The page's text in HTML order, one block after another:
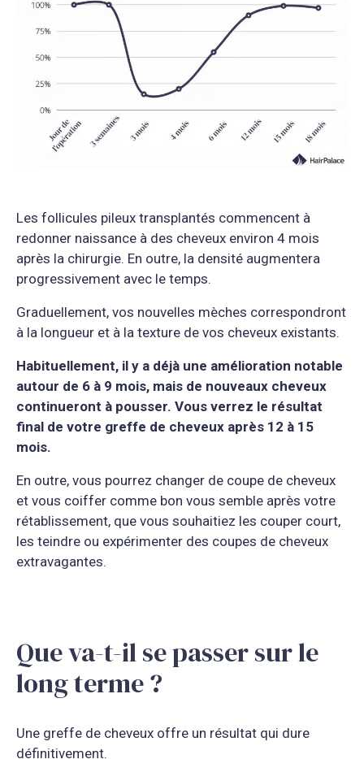
Les follicules pileux transplantés commencent à
redonner naissance à des cheveux environ 4 mois
après la chirurgie. En outre, la densité augmentera
progressivement avec le temps.
Graduellement, vos nouvelles mèches correspondront
à la longueur et à la texture de vos cheveux existants.
Habituellement, il y a déjà une amélioration notable
autour de 6 à 9 mois, mais de nouveaux cheveux
continueront à pousser. Vous verrez le résultat
final de votre greffe de cheveux après 12 à 15
mois.
En outre, vous pourrez changer de coupe de cheveux
et vous coiffer comme bon vous semble après votre
rétablissement, que vous souhaitiez les couper court,
les teindre ou expérimenter des coupes de cheveux
extravagantes.
Que va-t-il se passer sur le
long terme ?
Une greffe de cheveux offre un résultat qui dure
définitivement.